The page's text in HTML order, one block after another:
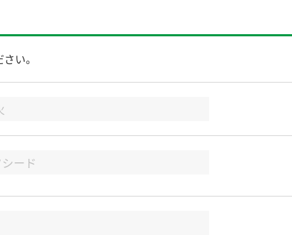
い。